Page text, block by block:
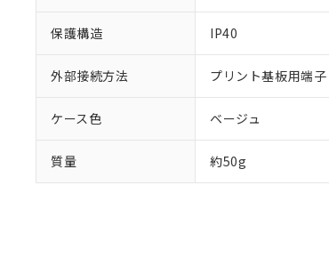
保護構造 IP40
外部接続方法 プリント基板用端子
ケース色 ベージュ
質量 約50g